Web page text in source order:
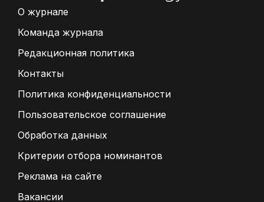
О журнале
Команда журнала
Редакционная политика
Контакты
Политика конфиденциальности
Пользовательское соглашение
Обработка данных
Критерии отбора номинантов
Реклама на сайте
Вакансии